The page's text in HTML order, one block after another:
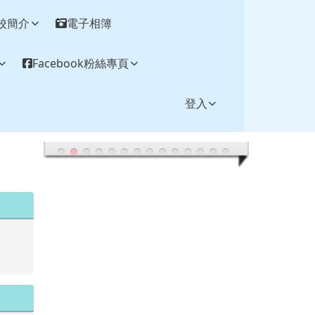
簡介 電子相簿
Facebook粉絲專頁
登入